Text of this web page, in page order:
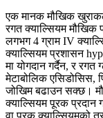
एक मानक मौखिक
रगत क्याल्सियम मौखिक
लगभग 4 ग्राम IV
क्याल्सियम प्रशासन
मा योगदान गर्दैन, र रगत
मेटाबोलिक एसिडोसिस,
जोखिम बढाउन सक्छ।
क्याल्सियम पूरक प्रदान